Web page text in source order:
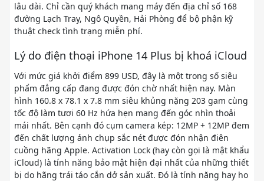
lâu dài. Chỉ cần quý khách mang máy đến địa chỉ số 168
đường Lạch Tray, Ngô Quyền, Hải Phòng để bộ phận kỹ
thuật check tình trạng miễn phí.
Lý do điện thoại iPhone 14 Plus bị khoá iCloud
Với mức giá khởi điểm 899 USD, đây là một trong số siêu
phẩm đẳng cấp đang được đón chờ nhất hiện nay. Màn
hình 160.8 x 78.1 x 7.8 mm siêu khủng nặng 203 gam cùng
tốc độ làm tươi 60 Hz hứa hẹn mang đến góc nhìn thoải
mái nhất. Bên cạnh đó cụm camera kép: 12MP + 12MP đem
đến chất lượng ảnh chụp sắc nét được đón nhận điên
cuồng hãng Apple. Activation Lock (hay còn gọi là mật khẩu
iCloud) là tính năng bảo mật hiện đại nhất của những thiết
bị do hãng trái táo cắn dở sản xuất. Đó là tính năng hay ho